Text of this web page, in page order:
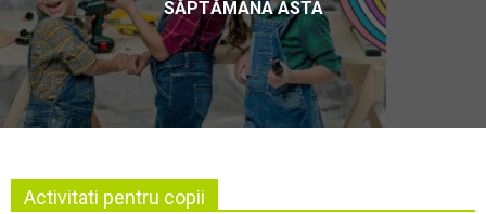
SĂPTĂMÂNA ASTA
Activitati pentru copii